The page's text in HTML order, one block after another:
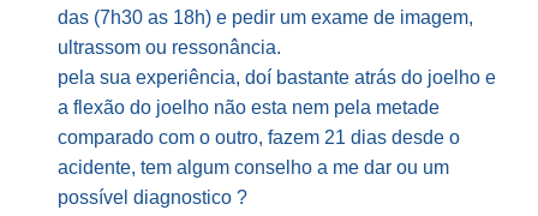
das (7h30 as 18h) e pedir um exame de imagem,
ultrassom ou ressonância.
pela sua experiência, doí bastante atrás do joelho e
a flexão do joelho não esta nem pela metade
comparado com o outro, fazem 21 dias desde o
acidente, tem algum conselho a me dar ou um
possível diagnostico ?